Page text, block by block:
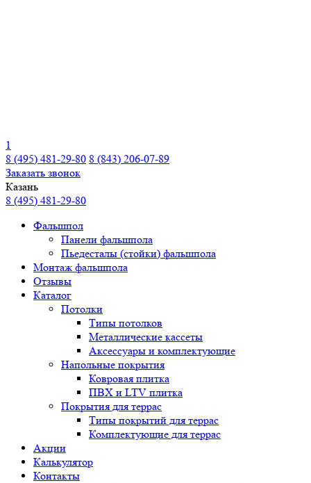
1
8 (495) 481-29-80 8 (843) 206-07-89
Заказать звонок
Казань
8 (495) 481-29-80
Фальшпол
Панели фальшпола
Пьедесталы (стойки) фальшпола
Монтаж фальшпола
Отзывы
Каталог
Потолки
Типы потолков
Металлические кассеты
Аксессуары и комплектующие
Напольные покрытия
Ковровая плитка
ПВХ и LTV плитка
Покрытия для террас
Типы покрытий для террас
Комплектующие для террас
Акции
Калькулятор
Контакты